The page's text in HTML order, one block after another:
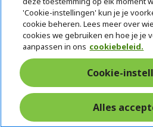
Nederland
'Cookie-instellingen' kun je je
cookie beheren. Lees meer over
cookies we gebruiken en hoe je je
aanpassen in ons cookiebeleid.
Cookie-
Alles